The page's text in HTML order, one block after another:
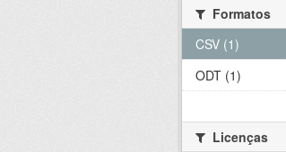
Formatos
CSV (1)
ODT (1)
Licenças